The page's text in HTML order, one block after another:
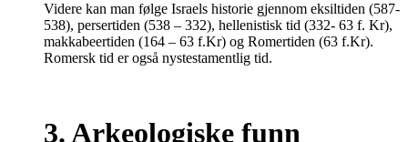
Videre kan man følge Israels historie gjennom eksiltiden (587-
538), persertiden (538 – 332), hellenistisk tid (332- 63 f. Kr),
makkabeertiden (164 – 63 f.Kr) og Romertiden (63 f.Kr).
Romersk tid er også nystestamentlig tid.
3. Arkeologiske funn